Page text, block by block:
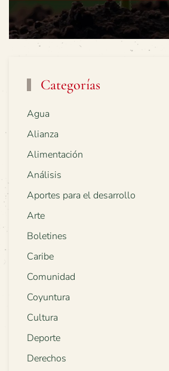
Categorías
Agua
Alianza
Alimentación
Análisis
Aportes para el desarrollo
Arte
Boletines
Caribe
Comunidad
Coyuntura
Cultura
Deporte
Derechos